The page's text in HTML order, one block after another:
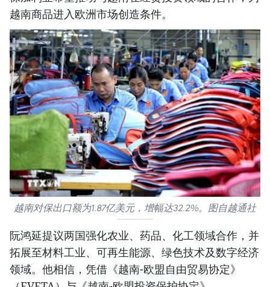
越南商品进入欧洲市场创造条件。
越南对保出口额为1.87亿美元，增幅达32.2%。图自越通社
阮鸿延提议两国强化农业、药品、化工领域合作，并
拓展至材料工业、可再生能源、绿色技术及数字经济
领域。他相信，凭借《越南-欧盟自由贸易协定》